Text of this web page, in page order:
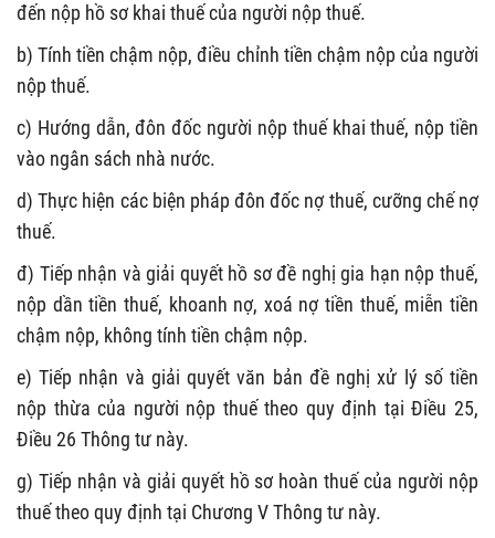
đến nộp hồ sơ khai thuế của người nộp thuế.
b) Tính tiền chậm nộp, điều chỉnh tiền chậm nộp của người
nộp thuế.
c) Hướng dẫn, đôn đốc người nộp thuế khai thuế, nộp tiền
vào ngân sách nhà nước.
d)Thực hiện các biện pháp đôn đốc nợ thuế, cưỡng chế nợ
thuế.
đ) Tiếp nhận và giải quyết hồ sơ đề nghị gia hạn nộp thuế,
nộp dần tiền thuế, khoanh nợ, xoá nợ tiền thuế, miễn tiền
chậm nộp, không tính tiền chậm nộp.
e)Tiếp nhận và giải quyếtvăn bản đề nghị xử lý số tiền
nộp thừa của người nộp thuế theo quy định tại Điều 25,
Điều 26 Thông tư này.
g) Tiếp nhận và giải quyết hồ sơ hoàn thuế của người nộp
thuếtheo quy định tại Chương V Thông tư này.